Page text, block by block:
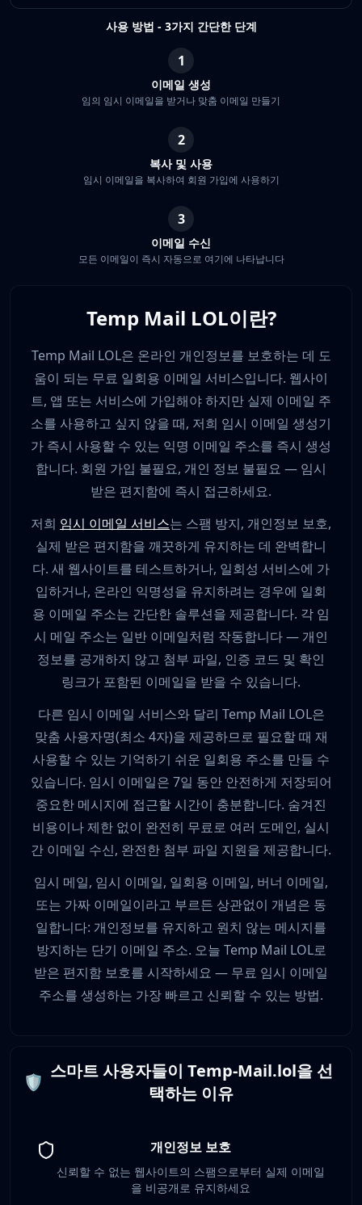
사용 방법 - 3가지 간단한 단계
1
이메일 생성
임의 임시 이메일을 받거나 맞춤 이메일 만들기
2
복사 및 사용
임시 이메일을 복사하여 회원 가입에 사용하기
3
이메일 수신
모든 이메일이 즉시 자동으로 여기에 나타납니다
Temp Mail LOL이란?
Temp Mail LOL은 온라인 개인정보를 보호하는 데 도
움이 되는 무료 일회용 이메일 서비스입니다. 웹사이
트, 앱 또는 서비스에 가입해야 하지만 실제 이메일 주
소를 사용하고 싶지 않을 때, 저희 임시 이메일 생성기
가 즉시 사용할 수 있는 익명 이메일 주소를 즉시 생성
합니다. 회원 가입 불필요, 개인 정보 불필요 — 임시
받은 편지함에 즉시 접근하세요.
저희 임시 이메일 서비스는 스팸 방지, 개인정보 보호,
실제 받은 편지함을 깨끗하게 유지하는 데 완벽합니
다. 새 웹사이트를 테스트하거나, 일회성 서비스에 가
입하거나, 온라인 익명성을 유지하려는 경우에 일회
용 이메일 주소는 간단한 솔루션을 제공합니다. 각 임
시 메일 주소는 일반 이메일처럼 작동합니다 — 개인
정보를 공개하지 않고 첨부 파일, 인증 코드 및 확인
링크가 포함된 이메일을 받을 수 있습니다.
다른 임시 이메일 서비스와 달리 Temp Mail LOL은
맞춤 사용자명(최소 4자)을 제공하므로 필요할 때 재
사용할 수 있는 기억하기 쉬운 일회용 주소를 만들 수
있습니다. 임시 이메일은 7일 동안 안전하게 저장되어
중요한 메시지에 접근할 시간이 충분합니다. 숨겨진
비용이나 제한 없이 완전히 무료로 여러 도메인, 실시
간 이메일 수신, 완전한 첨부 파일 지원을 제공합니다.
임시 메일, 임시 이메일, 일회용 이메일, 버너 이메일,
또는 가짜 이메일이라고 부르든 상관없이 개념은 동
일합니다: 개인정보를 유지하고 원치 않는 메시지를
방지하는 단기 이메일 주소. 오늘 Temp Mail LOL로
받은 편지함 보호를 시작하세요 — 무료 임시 이메일
주소를 생성하는 가장 빠르고 신뢰할 수 있는 방법.
🛡️
스마트 사용자들이 Temp-Mail.lol을 선
택하는 이유
개인정보 보호
신뢰할 수 없는 웹사이트의 스팸으로부터 실제 이메일
을 비공개로 유지하세요